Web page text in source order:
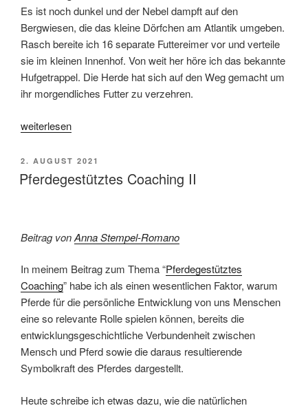
Es ist noch dunkel und der Nebel dampft auf den
Bergwiesen, die das kleine Dörfchen am Atlantik umgeben.
Rasch bereite ich 16 separate Futtereimer vor und verteile
sie im kleinen Innenhof. Von weit her höre ich das bekannte
Hufgetrappel. Die Herde hat sich auf den Weg gemacht um
ihr morgendliches Futter zu verzehren.
„Souverän
heißt
auch:
Wasser
genug
ist.“
weiterlesen
VERÖFFENTLICHT
AM
2. AUGUST 2021
Pferdegestütztes Coaching II
Beitrag vonAnna Stempel-Romano
In meinem Beitrag zum Thema “Pferdegestütztes
Coaching” habe ich als einen wesentlichen Faktor, warum
Pferde für die persönliche Entwicklung von uns Menschen
eine so relevante Rolle spielen können, bereits die
entwicklungsgeschichtliche Verbundenheit zwischen
Mensch und Pferd sowie die daraus resultierende
Symbolkraft des Pferdes dargestellt.
Heute schreibe ich etwas dazu, wie die natürlichen